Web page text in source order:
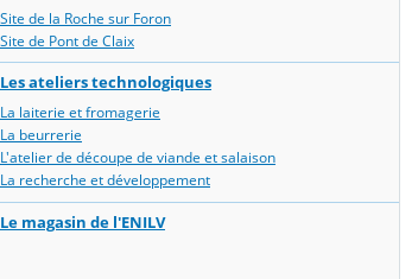
Site de la Roche sur Foron
Site de Pont de Claix
Les ateliers technologiques
La laiterie et fromagerie
La beurrerie
L'atelier de découpe de viande et salaison
La recherche et développement
Le magasin de l'ENILV